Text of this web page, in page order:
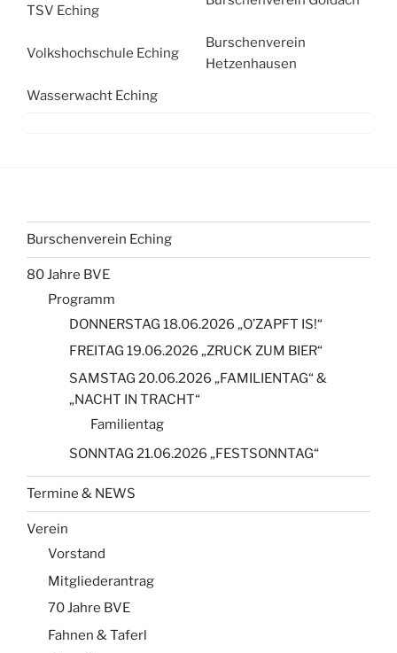
TSV Eching
Volkshochschule Eching
Wasserwacht Eching
Burschenverein
Hetzenhausen
Burschenverein Eching
80 Jahre BVE
Programm
DONNERSTAG 18.06.2026 „O’ZAPFT IS!“
FREITAG 19.06.2026 „ZRUCK ZUM BIER“
SAMSTAG 20.06.2026 „FAMILIENTAG“ &
„NACHT IN TRACHT“
Familientag
SONNTAG 21.06.2026 „FESTSONNTAG“
Termine & NEWS
Verein
Vorstand
Mitgliederantrag
70 Jahre BVE
Fahnen & Taferl